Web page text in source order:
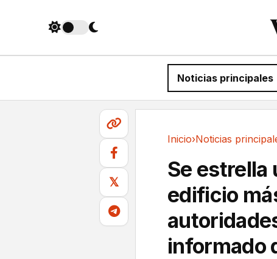
Noticias principales
𝕏
Inicio›Noticias
Se estrella
edificio
informado